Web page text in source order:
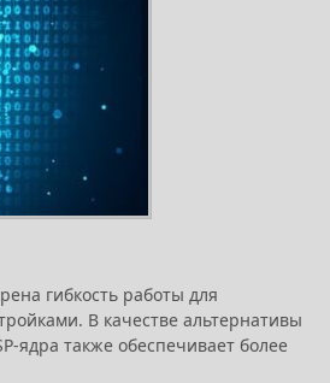
гибкость работы для
В качестве альтернативы
ядра также обеспечивает более